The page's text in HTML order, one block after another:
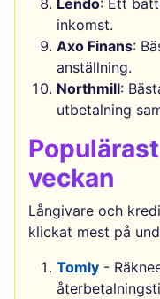
inkomst.
Axo Finans:
anställning.
Northmill:
utbetalning
veckan
Långivare och
klickat mest på
Tomly -